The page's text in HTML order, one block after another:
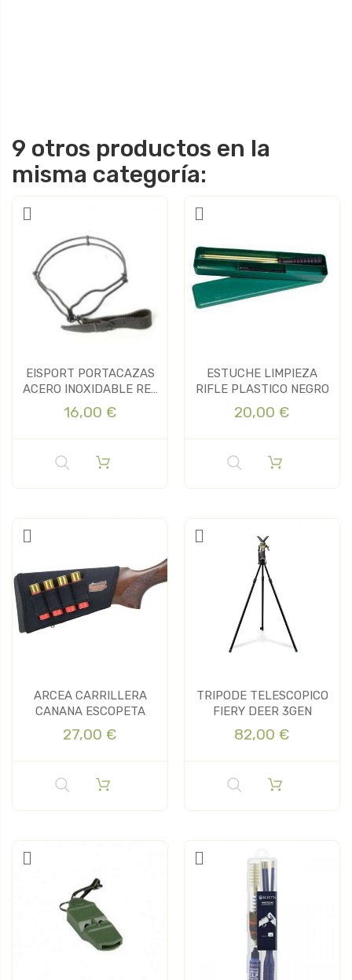
9 otros productos en la
misma categoría:
EISPORT PORTACAZAS
ACERO INOXIDABLE REF
7011
16,00 €
ESTUCHE LIMPIEZA
RIFLE PLASTICO NEGRO
20,00 €
ARCEA CARRILLERA
CANANA ESCOPETA
27,00 €
TRIPODE TELESCOPICO
FIERY DEER 3GEN
82,00 €